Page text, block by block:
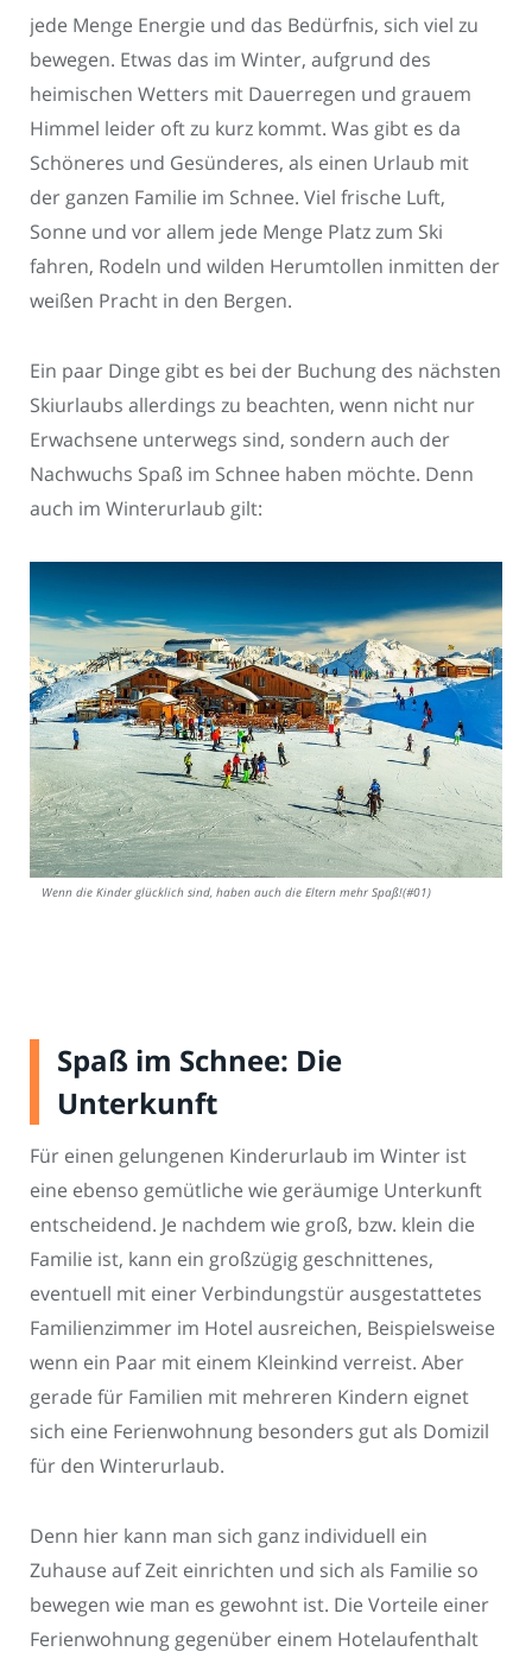
jede Menge Energie und das Bedürfnis, sich viel zu
bewegen. Etwas das im Winter, aufgrund des
heimischen Wetters mit Dauerregen und grauem
Himmel leider oft zu kurz kommt. Was gibt es da
Schöneres und Gesünderes, als einen Urlaub mit
der ganzen Familie im Schnee. Viel frische Luft,
Sonne und vor allem jede Menge Platz zum Ski
fahren, Rodeln und wilden Herumtollen inmitten der
weißen Pracht in den Bergen.
Ein paar Dinge gibt es bei der Buchung des nächsten
Skiurlaubs allerdings zu beachten, wenn nicht nur
Erwachsene unterwegs sind, sondern auch der
Nachwuchs Spaß im Schnee haben möchte. Denn
auch im Winterurlaub gilt:
Wenn die Kinder glücklich sind, haben auch die Eltern mehr Spaß!(#01)
Spaß im Schnee: Die
Unterkunft
Für einen gelungenen Kinderurlaub im Winter ist
eine ebenso gemütliche wie geräumige Unterkunft
entscheidend. Je nachdem wie groß, bzw. klein die
Familie ist, kann ein großzügig geschnittenes,
eventuell mit einer Verbindungstür ausgestattetes
Familienzimmer im Hotel ausreichen, Beispielsweise
wenn ein Paar mit einem Kleinkind verreist. Aber
gerade für Familien mit mehreren Kindern eignet
sich eine Ferienwohnung besonders gut als Domizil
für den Winterurlaub.
Denn hier kann man sich ganz individuell ein
Zuhause auf Zeit einrichten und sich als Familie so
bewegen wie man es gewohnt ist. Die Vorteile einer
Ferienwohnung gegenüber einem Hotelaufenthalt